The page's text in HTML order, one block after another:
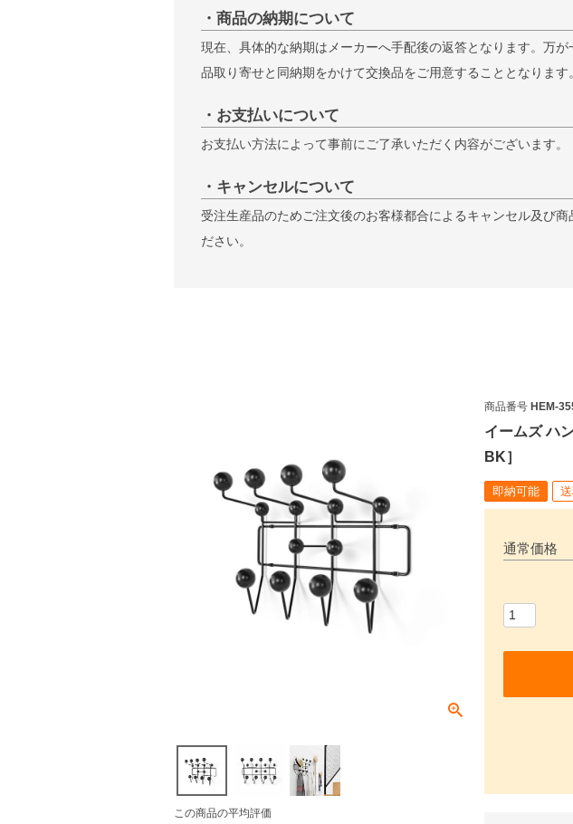
・商品の納期について
現在、具体的な納期はメーカーへ手配後の返答となります。万
品取り寄せと同納期をかけて交換品をご用意することとなります。
・お支払いについて
お支払い方法によって事前にご了承いただく内容がございます。
・キャンセルについて
受注生産品のためご注文後のお客様都合によるキャンセル及び
ださい。
商品番号 HEM-
イームズ ハ
BK］
即納可能
通常価格